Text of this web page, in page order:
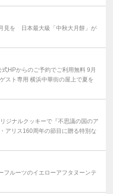
見を 日本最大級「中秋大月餅」が
HPからのご予約でご利用無料 9月
スト専用 横浜中華街の屋上で夏を
ジナルクッキーで『不思議の国のア
アリス160周年の節目に贈る特別な
フルーツのイエローアフタヌーンテ